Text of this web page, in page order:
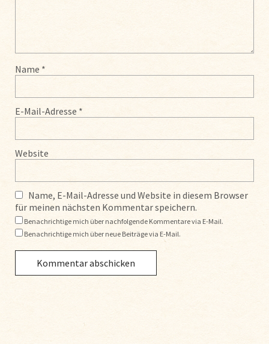
Name *
E-Mail-Adresse *
Website
Name, E-Mail-Adresse und Website in diesem Browser
für meinen nächsten Kommentar speichern.
Benachrichtige mich über nachfolgende Kommentare via E-Mail.
Benachrichtige mich über neue Beiträge via E-Mail.